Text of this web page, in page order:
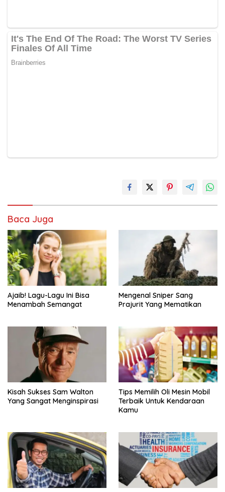
Baca Juga
Ajaib! Lagu-Lagu Ini Bisa
Menambah Semangat
Mengenal Sniper Sang
Prajurit Yang Mematikan
Kisah Sukses Sam Walton
Yang Sangat Menginspirasi
Tips Memilih Oli Mesin Mobil
Terbaik Untuk Kendaraan
Kamu